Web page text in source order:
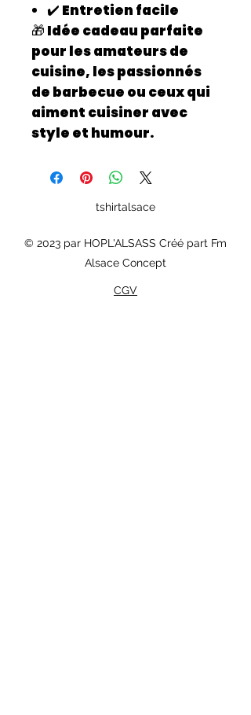
✔️ Entretien facile
🎁 Idée cadeau parfaite
pour les amateurs de
cuisine, les passionnés
de barbecue ou ceux qui
aiment cuisiner avec
style et humour.
tshirtalsace
© 2023 par HOPL'ALSASS Créé part Fm
Alsace Concept
CGV